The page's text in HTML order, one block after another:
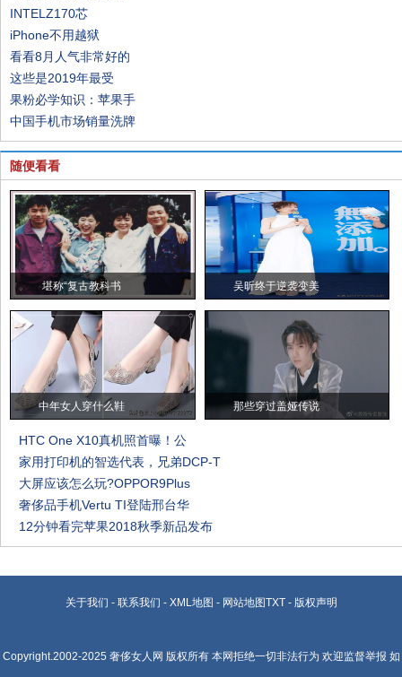
INTELZ170芯
iPhone不用越狱
看看8月人气非常好的
这些是2019年最受
果粉必学知识：苹果手
中国手机市场销量洗牌
随便看看
堪称“复古教科书 吴昕终于逆袭变美
中年女人穿什么鞋 那些穿过盖娅传说
HTC One X10真机照首曝！公
家用打印机的智选代表，兄弟DCP-T
大屏应该怎么玩?OPPOR9Plus
奢侈品手机Vertu TI登陆邢台华
12分钟看完苹果2018秋季新品发布
关于我们 - 联系我们 - XML地图 - 网站地图TXT- 版权声明
Copyright.2002-2025 奢侈女人网 版权所有 本网拒绝一切非法行为 欢迎监督举报 如